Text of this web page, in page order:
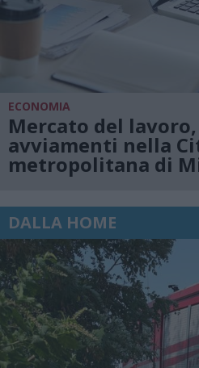
ECONOMIA
Mercato del
avviamenti nella
metropolitana di
DALLA HOME